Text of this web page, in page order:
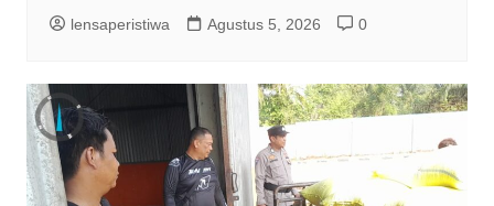
lensaperistiwa Agustus 5, 2026 0